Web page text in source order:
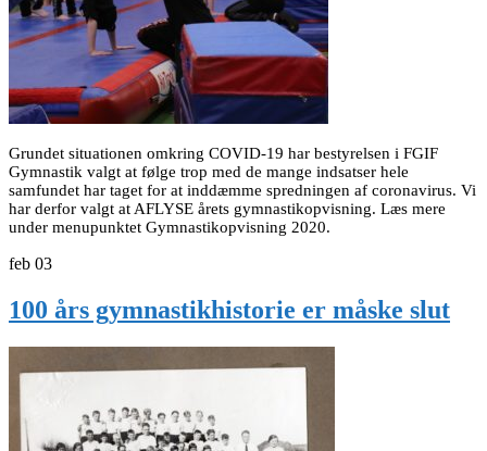
Grundet situationen omkring COVID-19 har bestyrelsen i FGIF
Gymnastik valgt at følge trop med de mange indsatser hele
samfundet har taget for at inddæmme spredningen af coronavirus. Vi
har derfor valgt at AFLYSE årets gymnastikopvisning. Læs mere
under menupunktet Gymnastikopvisning 2020.
feb 03
100 års gymnastikhistorie er måske slut